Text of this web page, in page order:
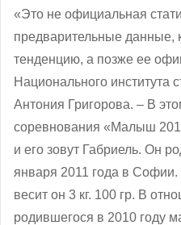
«Это не официальная
предварительные
тенденцию, а позже ее
Национального института
Антония Григорова. – В
соревнования «Малыш
и его зовут Габриель. Он
января 2011 года в Софии.
весит он 3 кг. 100 гр. В
родившегося в 2010 году